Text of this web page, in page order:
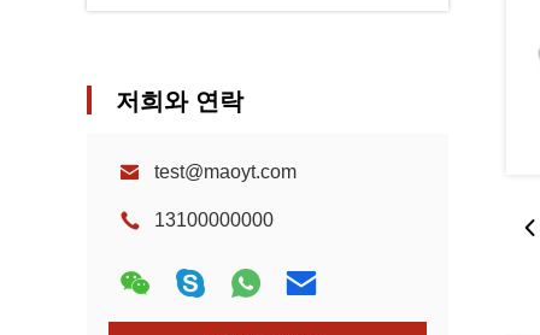
저희와 연락
test@maoyt.com
13100000000